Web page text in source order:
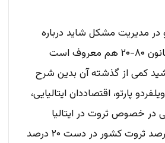
در مدیریت مشکل شاید درباره
اصل پارتو[۱] که به قانون ۸۰-۲۰ هم معروف است
کمی از گذشته آن بدین شرح
است: در سال ۱۹۰۶ ویلفردو پارتو، اقتصاد‌دان ایتالیایی،
در خصوص ثروت در ایتالیا
متوجه شد که ۸۰ درصد ثروت کشور در دست ۲۰ درصد